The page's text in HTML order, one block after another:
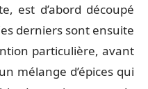
est d’abord découpé
derniers sont ensuite
particulière, avant
mélange d’épices qui